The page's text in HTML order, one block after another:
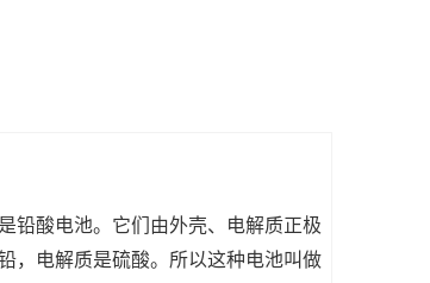
铅酸电池。它们由外壳、电解质正极
，电解质是硫酸。所以这种电池叫做